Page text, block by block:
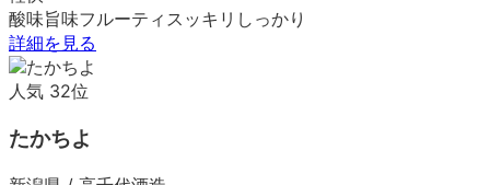
酸味旨味フルーティ スッキリ しっかり
詳細を見る
人気 32位
たかちよ